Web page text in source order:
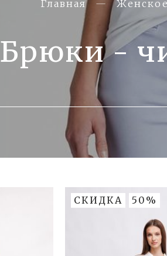
Главная Женское
Брюки -
СКИДКА 50%